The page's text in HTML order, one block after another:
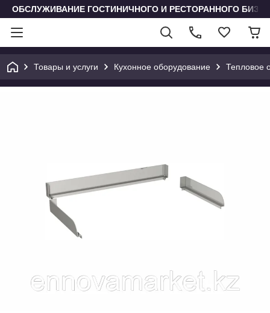
ОБСЛУЖИВАНИЕ ГОСТИНИЧНОГО И РЕСТОРАННОГО
Товары и услуги Кухонное оборудование Тепловое